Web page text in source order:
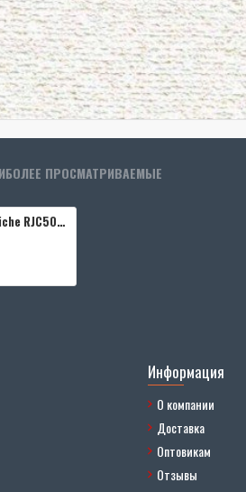
ПРОСМАТРИВАЕМЫЕ
Alessandro Allori Esotiche RJC5001-1
Информация
О компании
Доставка
Оптовикам
Отзывы